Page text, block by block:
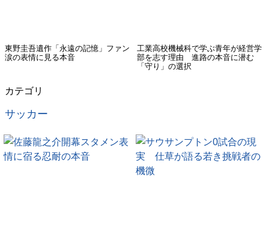
東野圭吾遺作「永遠の記憶」ファン
涙の表情に見る本音
工業高校機械科で学ぶ青年が経営学
部を志す理由 進路の本音に潜む
「守り」の選択
カテゴリ
サッカー